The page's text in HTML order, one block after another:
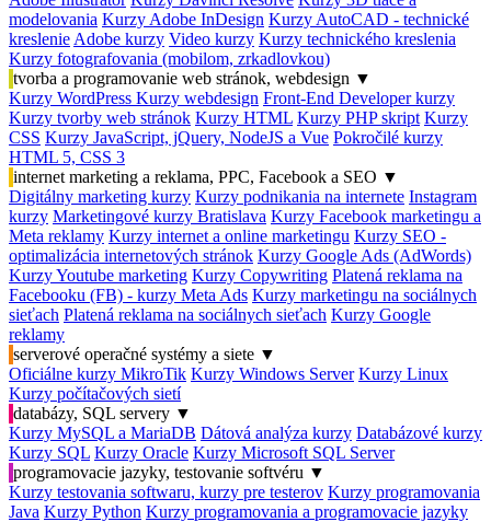
modelovania Kurzy Adobe InDesign Kurzy AutoCAD - technické
kreslenie Adobe kurzy Video kurzy Kurzy technického kreslenia
Kurzy fotografovania (mobilom, zrkadlovkou)
tvorba a programovanie web stránok, webdesign ▼
Kurzy WordPress Kurzy webdesign Front-End Developer kurzy
Kurzy tvorby web stránok Kurzy HTML Kurzy PHP skript Kurzy
CSS Kurzy JavaScript, jQuery, NodeJS a Vue Pokročilé kurzy
HTML 5, CSS 3
internet marketing a reklama, PPC, Facebook a SEO ▼
Digitálny marketing kurzy Kurzy podnikania na internete Instagram
kurzy Marketingové kurzy Bratislava Kurzy Facebook marketingu a
Meta reklamy Kurzy internet a online marketingu Kurzy SEO -
optimalizácia internetových stránok Kurzy Google Ads (AdWords)
Kurzy Youtube marketing Kurzy Copywriting Platená reklama na
Facebooku (FB) - kurzy Meta Ads Kurzy marketingu na sociálnych
sieťach Platená reklama na sociálnych sieťach Kurzy Google
reklamy
serverové operačné systémy a siete ▼
Oficiálne kurzy MikroTik Kurzy Windows Server Kurzy Linux
Kurzy počítačových sietí
databázy, SQL servery ▼
Kurzy MySQL a MariaDB Dátová analýza kurzy Databázové kurzy
Kurzy SQL Kurzy Oracle Kurzy Microsoft SQL Server
programovacie jazyky, testovanie softvéru ▼
Kurzy testovania softwaru, kurzy pre testerov Kurzy programovania
Java Kurzy Python Kurzy programovania a programovacie jazyky